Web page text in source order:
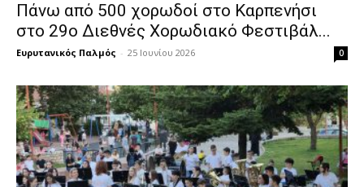
Πάνω από 500 χορωδοί στο Καρπενήσι
στο 29ο Διεθνές Χορωδιακό Φεστιβάλ...
Ευρυτανικός Παλμός - 25 Ιουνίου 2026 0